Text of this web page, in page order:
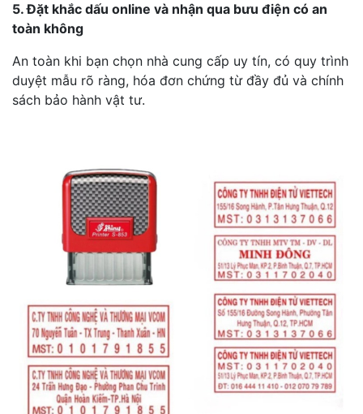
5. Đặt khắc dấu online và nhận qua bưu điện có an
toàn không
An toàn khi bạn chọn nhà cung cấp uy tín, có quy trình
duyệt mẫu rõ ràng, hóa đơn chứng từ đầy đủ và chính
sách bảo hành vật tư.